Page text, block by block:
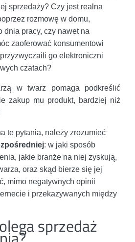
sprzedaży? Czy jest realna
rozmowę w domu,
dnia pracy, czy nawet na
zaoferować konsumentowi
go elektroniczni
czatach?
w twarz pomaga podkreślić
zakup mu produkt, bardziej niż
te pytania, należy zrozumieć
: w jaki sposób
jakie branże na niej zyskują,
oraz skąd bierze się jej
mimo negatywnych opinii
i przekazywanych między
sprzedaż